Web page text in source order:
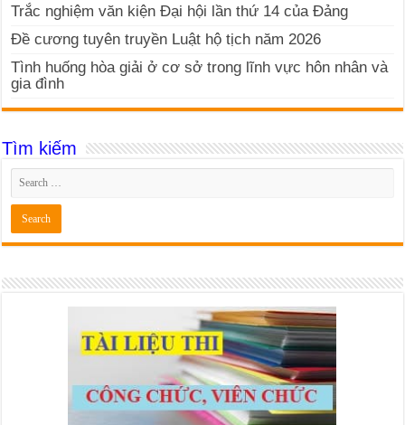
Trắc nghiệm văn kiện Đại hội lần thứ 14 của Đảng
Đề cương tuyên truyền Luật hộ tịch năm 2026
Tình huống hòa giải ở cơ sở trong lĩnh vực hôn nhân và
gia đình
Tìm kiếm